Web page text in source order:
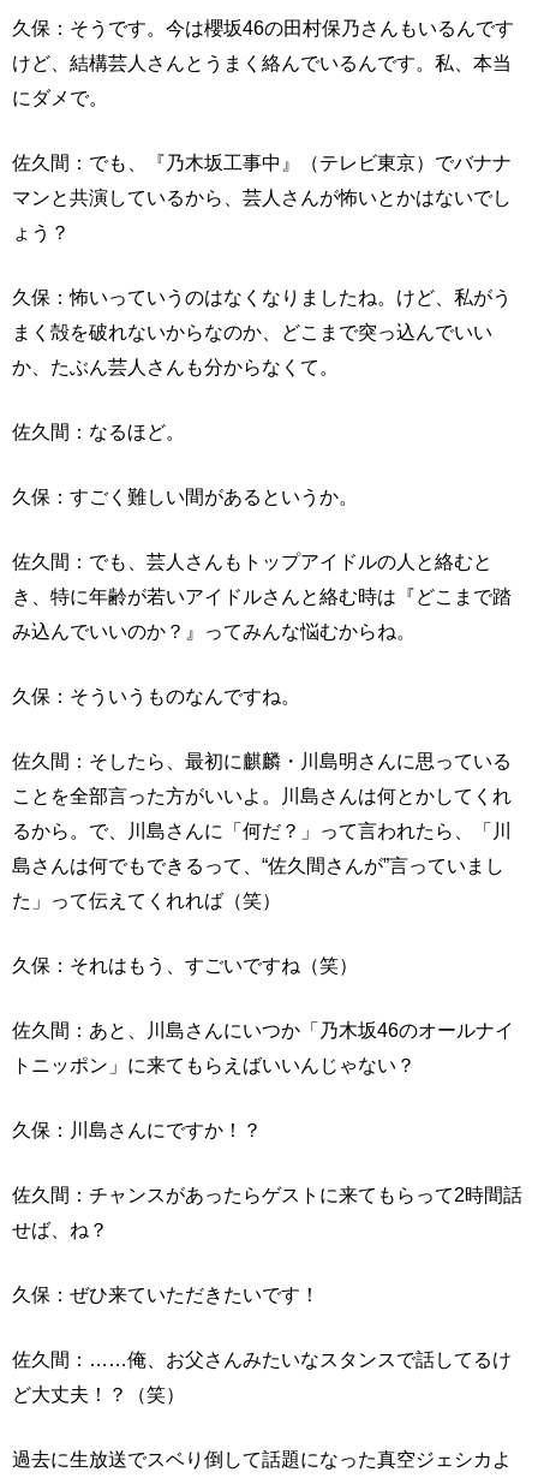
久保：そうです。今は櫻坂46の田村保乃さんもいるんです
けど、結構芸人さんとうまく絡んでいるんです。私、本当
にダメで。
佐久間：でも、『乃木坂工事中』（テレビ東京）でバナナ
マンと共演しているから、芸人さんが怖いとかはないでし
ょう？
久保：怖いっていうのはなくなりましたね。けど、私がう
まく殻を破れないからなのか、どこまで突っ込んでいい
か、たぶん芸人さんも分からなくて。
佐久間：なるほど。
久保：すごく難しい間があるというか。
佐久間：でも、芸人さんもトップアイドルの人と絡むと
き、特に年齢が若いアイドルさんと絡む時は『どこまで踏
み込んでいいのか？』ってみんな悩むからね。
久保：そういうものなんですね。
佐久間：そしたら、最初に麒麟・川島明さんに思っている
ことを全部言った方がいいよ。川島さんは何とかしてくれ
るから。で、川島さんに「何だ？」って言われたら、「川
島さんは何でもできるって、“佐久間さんが”言っていまし
た」って伝えてくれれば（笑）
久保：それはもう、すごいですね（笑）
佐久間：あと、川島さんにいつか「乃木坂46のオールナイ
トニッポン」に来てもらえばいいんじゃない？
久保：川島さんにですか！？
佐久間：チャンスがあったらゲストに来てもらって2時間話
せば、ね？
久保：ぜひ来ていただきたいです！
佐久間：……俺、お父さんみたいなスタンスで話してるけ
ど大丈夫！？（笑）
過去に生放送でスベり倒して話題になった真空ジェシカよ